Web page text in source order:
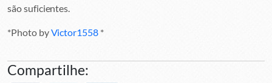
são suficientes.
*Photo byVictor1558 *
Compartilhe: